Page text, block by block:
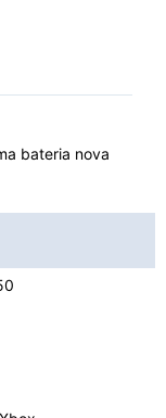
bateria nova